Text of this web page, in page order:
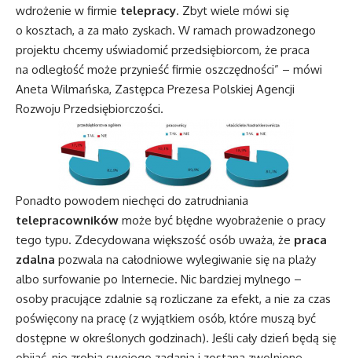
wdrożenie w firmie telepracy. Zbyt wiele mówi się
o kosztach, a za mało zyskach. W ramach prowadzonego
projektu chcemy uświadomić przedsiębiorcom, że praca
na odległość może przynieść firmie oszczędności” – mówi
Aneta Wilmańska, Zastępca Prezesa Polskiej Agencji
Rozwoju Przedsiębiorczości.
Ponadto powodem niechęci do zatrudniania
telepracowników może być błędne wyobrażenie o pracy
tego typu. Zdecydowana większość osób uważa, że praca
zdalna pozwala na całodniowe wylegiwanie się na plaży
albo surfowanie po Internecie. Nic bardziej mylnego –
osoby pracujące zdalnie są rozliczane za efekt, a nie za czas
poświęcony na pracę (z wyjątkiem osób, które muszą być
dostępne w określonych godzinach). Jeśli cały dzień będą się